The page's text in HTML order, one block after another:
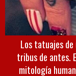
Los tatuajes
tribus de antes.
mitología